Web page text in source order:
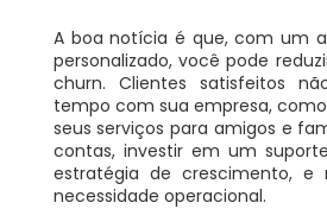
A boa notícia é que, com um
personalizado, você pode
churn. Clientes satisfeitos
tempo com sua empresa,
seus serviços para amigos e
contas, investir em um
estratégia de crescimento, e
necessidade operacional.